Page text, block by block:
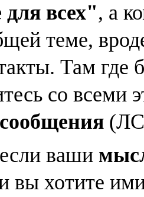
для всех", а
теме,
Там где
со всеми
ваши
вы хотите